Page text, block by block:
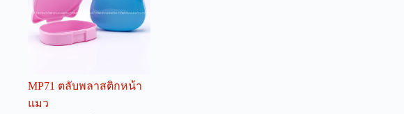
MP71 ตลับพลาสติกหน้า
แมว